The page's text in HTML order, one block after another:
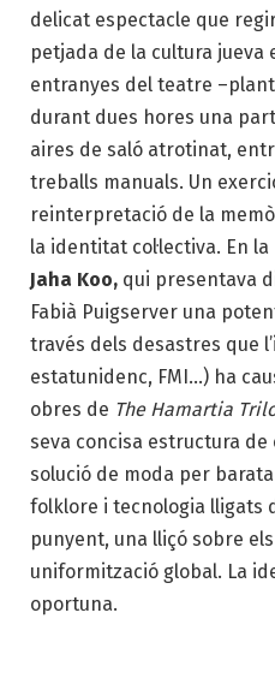
delicat espectacle que
petjada de la cultura jueva
entranyes del teatre
durant dues hores una
aires de saló atrotinat,
treballs manuals. Un
reinterpretació de la
la identitat col·lectiva. En
Jaha Koo, qui presentava
Fabià Puigserver una
través dels desastres que
estatunidenc, FMI…) ha
obres de The Hamartia
seva concisa estructura
solució de moda per
folklore i tecnologia lligats
punyent, una lliçó sobre
uniformització global. La
oportuna.